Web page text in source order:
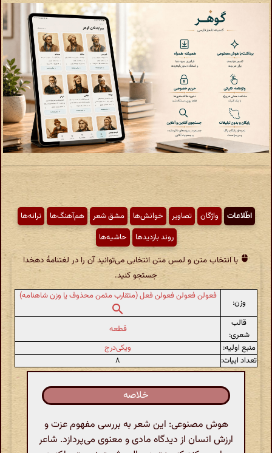
اطّلاعات واژگان تصاویر خوانش‌ها مشق شعر هم‌آهنگ‌ها
ترانه‌ها
روند بازدیدها
حاشیه‌ها
با انتخاب متن و لمس متن انتخابی می‌توانید آن را در لغتنامهٔ دهخدا
جستجو کنید.
وزن:
فعولن فعولن فعولن فعل (متقارب مثمن محذوف یا وزن شاهنامه)
قالب
شعری:
قطعه
منبع اولیه:
ویکی‌درج
تعداد ابیات:
۸
خلاصه
هوش مصنوعی: این شعر به بررسی مفهوم عزت و
ارزش انسان از دیدگاه مادی و معنوی می‌پردازد. شاعر